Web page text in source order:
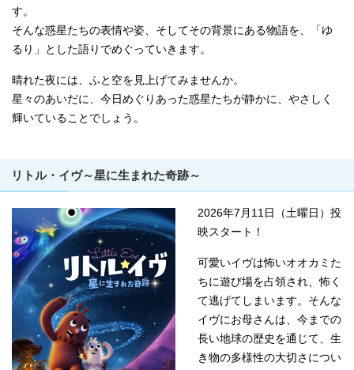
す。
そんな惑星たちの表情や姿、そしてその背景にある物語を、「ゆ
るり」とした語りでめぐっていきます。
晴れた夜には、ふと空を見上げてみませんか。
星々のあいだに、今日めぐりあった惑星たちが静かに、やさしく
輝いていることでしょう。
リトル・イヴ～星に生まれた奇跡～
2026年7月11日（土曜日）投
映スタート！
可愛いイヴは怖いオオカミた
ちに遊び場を占領され、怖く
て逃げてしまいます。そんな
イヴにお母さんは、今までの
長い地球の歴史を通じて、生
き物の多様性の大切さについ